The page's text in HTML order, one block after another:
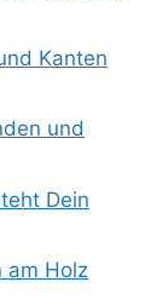
Kanten
und
Dein
am Holz